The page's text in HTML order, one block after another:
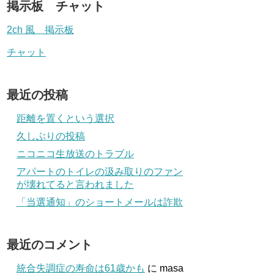
掲示板 チャット
2ch 風 掲示板
チャット
最近の投稿
距離を置くという選択
久しぶりの投稿
ニコニコ生放送のトラブル
アパートのトイレの汲み取りのファン
が壊れてると言われました
「当選通知」のショートメールは詐欺
最近のコメント
統合失調症の寿命は61歳かも に masa